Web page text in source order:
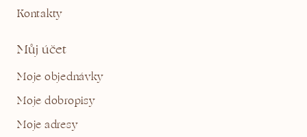
Kontakty
Můj účet
Moje objednávky
Moje dobropisy
Moje adresy